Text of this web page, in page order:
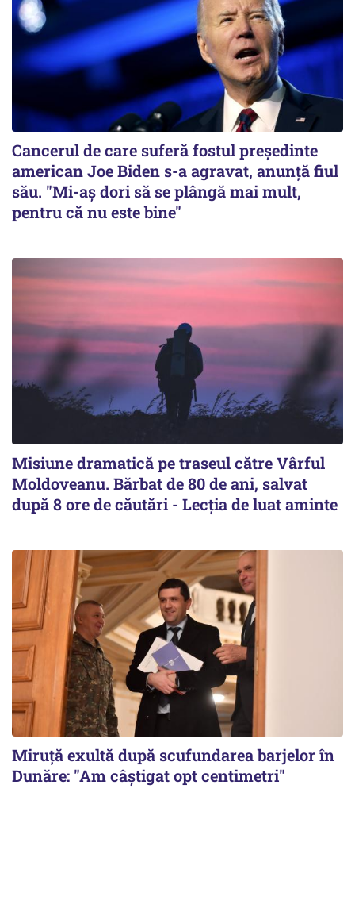
Cancerul de care suferă fostul preşedinte
american Joe Biden s-a agravat, anunță fiul
său. "Mi-aș dori să se plângă mai mult,
pentru că nu este bine"
Misiune dramatică pe traseul către Vârful
Moldoveanu. Bărbat de 80 de ani, salvat
după 8 ore de căutări - Lecția de luat aminte
Miruță exultă după scufundarea barjelor în
Dunăre: "Am câștigat opt centimetri"